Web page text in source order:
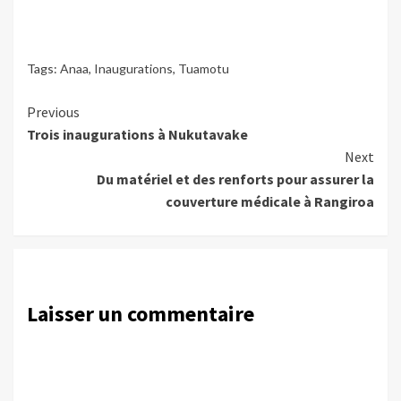
Tags: Anaa, Inaugurations, Tuamotu
Continue
Reading
Previous
Trois inaugurations à Nukutavake
Next
Du matériel et des renforts pour assurer la
couverture médicale à Rangiroa
Laisser un commentaire